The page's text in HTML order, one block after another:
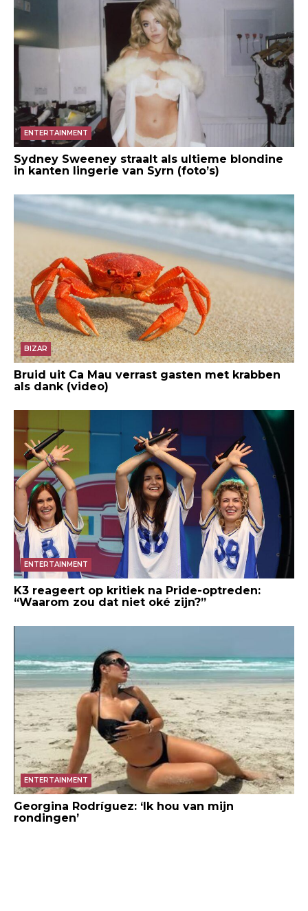
ENTERTAINMENT
Sydney Sweeney straalt als ultieme blondine
in kanten lingerie van Syrn (foto’s)
BIZAR
Bruid uit Ca Mau verrast gasten met krabben
als dank (video)
ENTERTAINMENT
K3 reageert op kritiek na Pride-optreden:
“Waarom zou dat niet oké zijn?”
ENTERTAINMENT
Georgina Rodríguez: ‘Ik hou van mijn
rondingen’